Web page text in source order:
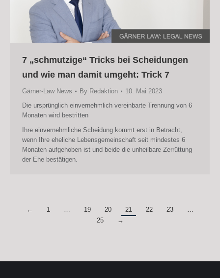
7 „schmutzige“ Tricks bei Scheidungen
und wie man damit umgeht: Trick 7
Gärner-Law News By Redaktion
10. Mai 2023
Die ursprünglich einvernehmlich vereinbarte Trennung von 6
Monaten wird bestritten
Ihre einvernehmliche Scheidung kommt erst in Betracht,
wenn Ihre eheliche Lebensgemeinschaft seit mindestes 6
Monaten aufgehoben ist und beide die unheilbare Zerrüttung
der Ehe bestätigen.
← 1 19 20 21 22 23
25
→